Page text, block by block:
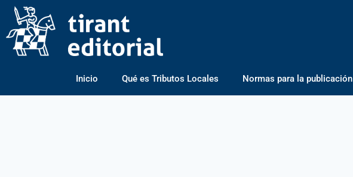
Inicio Qué es Tributos Locales Normas para la publicación